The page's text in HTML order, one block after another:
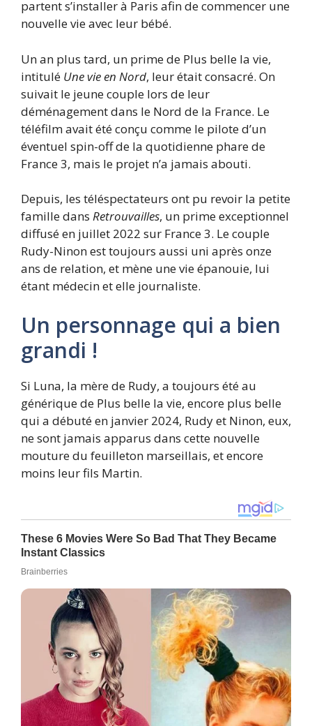
partent s’installer à Paris afin de commencer une
nouvelle vie avec leur bébé.
Un an plus tard, un prime de Plus belle la vie,
intitulé Une vie en Nord, leur était consacré. On
suivait le jeune couple lors de leur
déménagement dans le Nord de la France. Le
téléfilm avait été conçu comme le pilote d’un
éventuel spin-off de la quotidienne phare de
France 3, mais le projet n’a jamais abouti.
Depuis, les téléspectateurs ont pu revoir la petite
famille dans Retrouvailles, un prime exceptionnel
diffusé en juillet 2022 sur France 3. Le couple
Rudy-Ninon est toujours aussi uni après onze
ans de relation, et mène une vie épanouie, lui
étant médecin et elle journaliste.
Un personnage qui a bien
grandi !
Si Luna, la mère de Rudy, a toujours été au
générique de Plus belle la vie, encore plus belle
qui a débuté en janvier 2024, Rudy et Ninon, eux,
ne sont jamais apparus dans cette nouvelle
mouture du feuilleton marseillais, et encore
moins leur fils Martin.